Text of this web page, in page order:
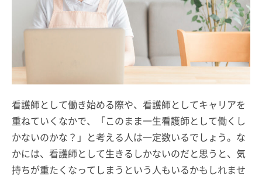
看護師として働き始める際や、看護師としてキャリアを
重ねていくなかで、「このまま一生看護師として働くし
かないのかな？」と考える人は一定数いるでしょう。な
かには、看護師として生きるしかないのだと思うと、気
持ちが重たくなってしまうという人もいるかもしれませ